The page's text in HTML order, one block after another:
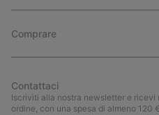
Comprare
Contattaci
Iscriviti alla nostra newsletter e ricevi
ordine, con una spesa di almeno 120